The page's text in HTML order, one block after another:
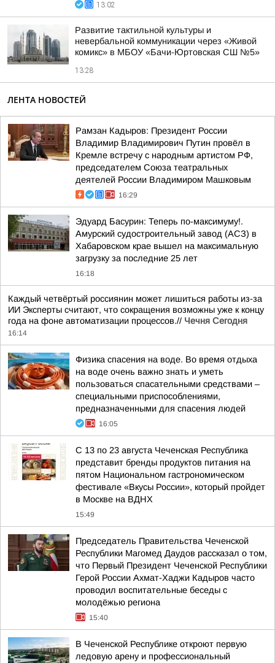
13:02
Развитие тактильной культуры и
невербальной коммуникации через «Живой
комикс» в МБОУ «Бачи-Юртовская СШ №5»
13:28
ЛЕНТА НОВОСТЕЙ
Рамзан Кадыров: Президент России
Владимир Владимирович Путин провёл в
Кремле встречу с народным артистом РФ,
председателем Союза театральных
деятелей России Владимиром Машковым
16:29
Эдуард Басурин: Теперь по-максимуму!.
Амурский судостроительный завод (АСЗ) в
Хабаровском крае вышел на максимальную
загрузку за последние 25 лет
16:18
Каждый четвёртый россиянин может лишиться работы из-за
ИИ Эксперты считают, что сокращения возможны уже к концу
года на фоне автоматизации процессов.// Чечня Сегодня
16:14
Физика спасения на воде. Во время отдыха
на воде очень важно знать и уметь
пользоваться спасательными средствами –
специальными приспособлениями,
предназначенными для спасения людей
16:05
С 13 по 23 августа Чеченская Республика
представит бренды продуктов питания на
пятом Национальном гастрономическом
фестивале «Вкусы России», который пройдет
в Москве на ВДНХ
15:49
Председатель Правительства Чеченской
Республики Магомед Даудов рассказал о том,
что Первый Президент Чеченской Республики
Герой России Ахмат-Хаджи Кадыров часто
проводил воспитательные беседы с
молодёжью региона
15:40
В Чеченской Республике откроют первую
ледовую арену и профессиональный